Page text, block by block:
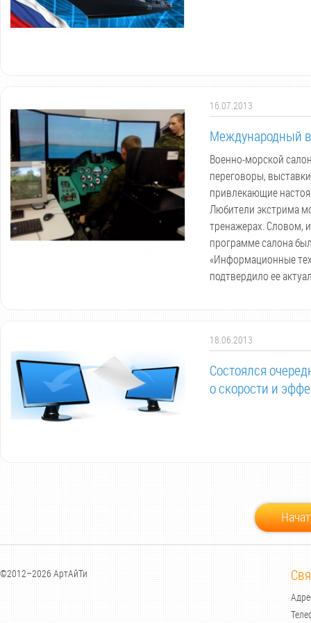
16.07.2013
Международный
Военно-морской
переговоры,
привлекающие
Любители экстрима
тренажерах. Словом,
программе салона
«Информационные
подтвердило ее
18.06.2013
Состоялся
о скорости и
©2012–2026 АртАйТи